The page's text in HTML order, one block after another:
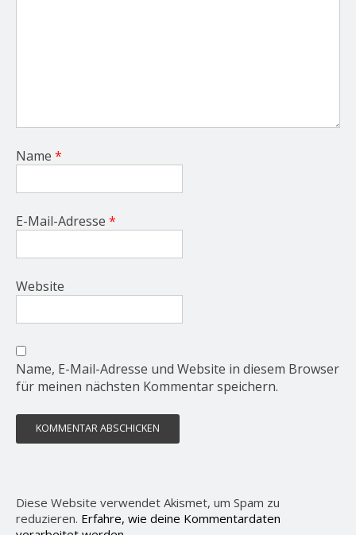
Name *
E-Mail-Adresse *
Website
Name, E-Mail-Adresse und Website in diesem Browser
für meinen nächsten Kommentar speichern.
Diese Website verwendet Akismet, um Spam zu
reduzieren. Erfahre, wie deine Kommentardaten